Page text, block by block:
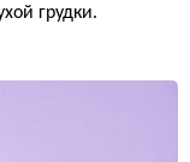
грудки.